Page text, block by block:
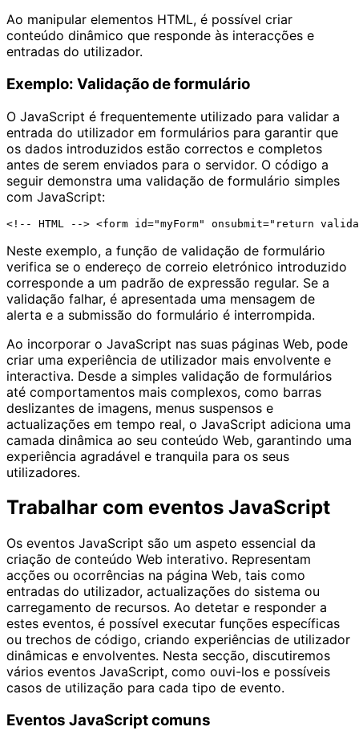
Ao manipular elementos HTML, é possível criar
conteúdo dinâmico que responde às interacções e
entradas do utilizador.
Exemplo: Validação de formulário
O JavaScript é frequentemente utilizado para validar a
entrada do utilizador em formulários para garantir que
os dados introduzidos estão correctos e completos
antes de serem enviados para o servidor. O código a
seguir demonstra uma validação de formulário simples
com JavaScript:
Neste exemplo, a função de validação de formulário
verifica se o endereço de correio eletrónico introduzido
corresponde a um padrão de expressão regular. Se a
validação falhar, é apresentada uma mensagem de
alerta e a submissão do formulário é interrompida.
Ao incorporar o JavaScript nas suas páginas Web, pode
criar uma experiência de utilizador mais envolvente e
interactiva. Desde a simples validação de formulários
até comportamentos mais complexos, como barras
deslizantes de imagens, menus suspensos e
actualizações em tempo real, o JavaScript adiciona uma
camada dinâmica ao seu conteúdo Web, garantindo uma
experiência agradável e tranquila para os seus
utilizadores.
Trabalhar com eventos JavaScript
Os eventos JavaScript são um aspeto essencial da
criação de conteúdo Web interativo. Representam
acções ou ocorrências na página Web, tais como
entradas do utilizador, actualizações do sistema ou
carregamento de recursos. Ao detetar e responder a
estes eventos, é possível executar funções específicas
ou trechos de código, criando experiências de utilizador
dinâmicas e envolventes. Nesta secção, discutiremos
vários eventos JavaScript, como ouvi-los e possíveis
casos de utilização para cada tipo de evento.
Eventos JavaScript comuns